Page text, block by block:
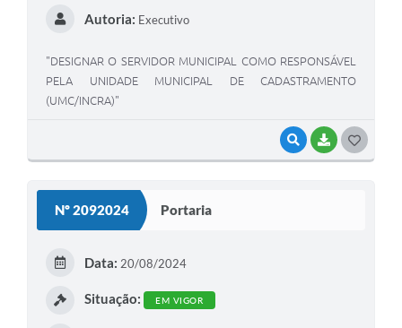
VISUALIZAR
BAIXAR
Autoria: Executivo
"DESIGNAR O SERVIDOR MUNICIPAL COMO RESPONSÁVEL
PELA UNIDADE MUNICIPAL DE CADASTRAMENTO
(UMC/INCRA)"
Nº 2092024 Portaria
Data: 20/08/2024
Situação: EM VIGOR